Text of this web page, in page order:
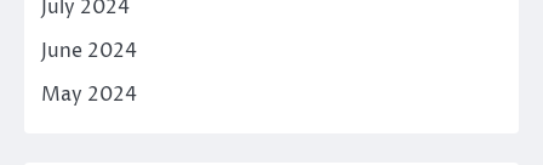
July 2024
June 2024
May 2024